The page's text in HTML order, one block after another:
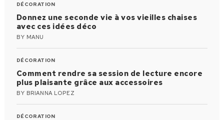
DÉCORATION
Donnez une seconde vie à vos vieilles chaises
avec ces idées déco
BY MANU
DÉCORATION
Comment rendre sa session de lecture encore
plus plaisante grâce aux accessoires
BY BRIANNA LOPEZ
DÉCORATION